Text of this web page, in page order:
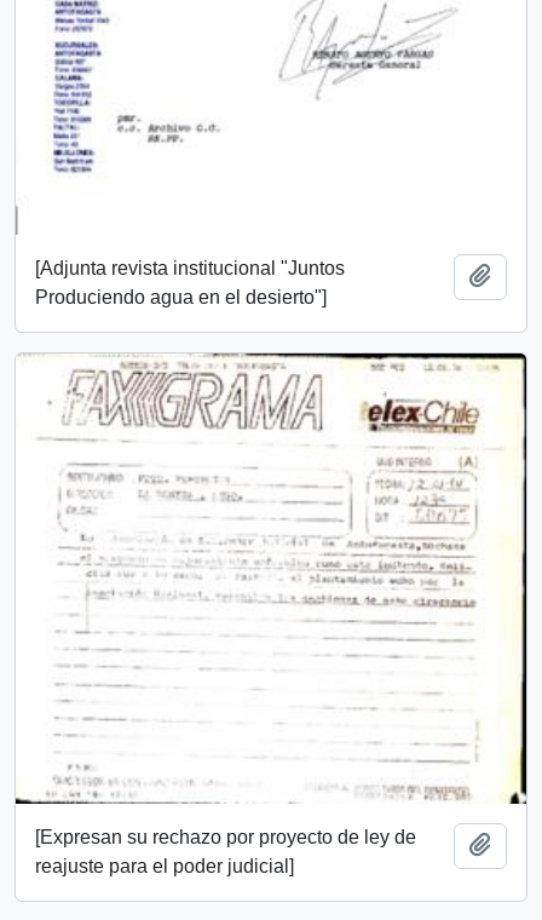
[Adjunta revista institucional "Juntos
Produciendo agua en el desierto"]
[Expresan su rechazo por proyecto de ley de
reajuste para el poder judicial]